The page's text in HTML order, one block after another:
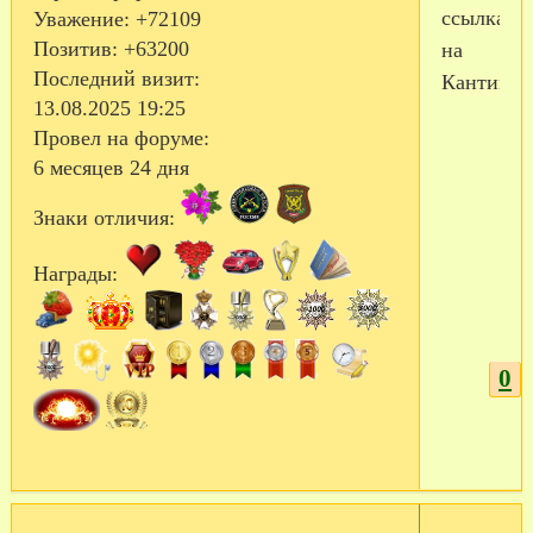
Уважение: +72109
Позитив: +63200
Последний визит:
13.08.2025 19:25
Провел на форуме:
6 месяцев 24 дня
Знаки отличия:
Награды:
ссылка
на
0